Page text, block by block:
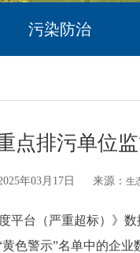
污染防治
点排污单位
年03月17日 来源： 生
平台（严重超标）》
色警示”名单中的企